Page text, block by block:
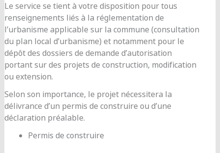
Le service se tient à votre disposition pour tous
renseignements liés à la réglementation de
l’urbanisme applicable sur la commune (consultation
du plan local d’urbanisme) et notamment pour le
dépôt des dossiers de demande d’autorisation
portant sur des projets de construction, modification
ou extension.
Selon son importance, le projet nécessitera la
délivrance d’un permis de construire ou d’une
déclaration préalable.
Permis de construire